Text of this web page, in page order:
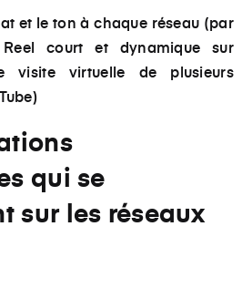
et le ton à chaque réseau (par
court et dynamique sur
visite virtuelle de plusieurs
qui se
sur les réseaux